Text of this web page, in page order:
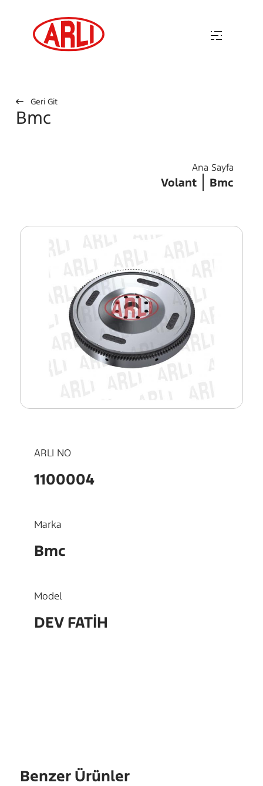
Geri Git
Bmc
Ana Sayfa
Volant Bmc
ARLI NO
1100004
Marka
Bmc
Model
DEV FATİH
Benzer Ürünler